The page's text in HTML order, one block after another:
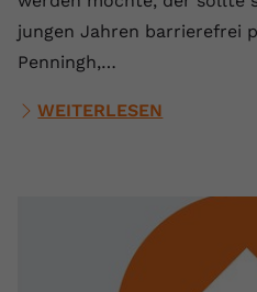
jungen Jahren barrierefrei
Penningh,…
WEITERLESEN